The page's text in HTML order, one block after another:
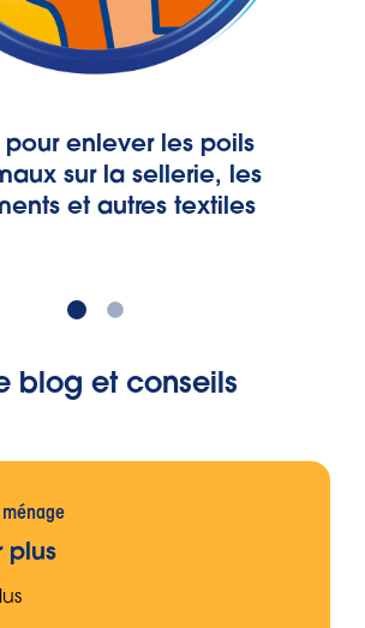
enlever les poils
sur la sellerie, les
et autres textiles
blog et conseils
plus